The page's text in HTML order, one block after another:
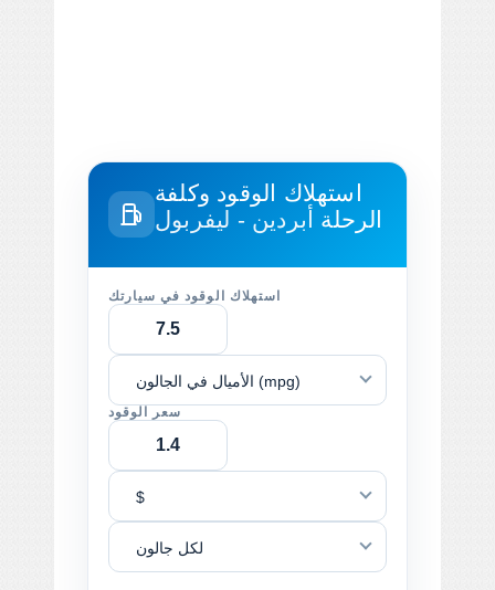
استهلاك الوقود وكلفة
الرحلة أبردين - ليفربول
استهلاك الوقود في سيارتك
الأميال في الجالون (mpg)
سعر الوقود
$
لكل جالون